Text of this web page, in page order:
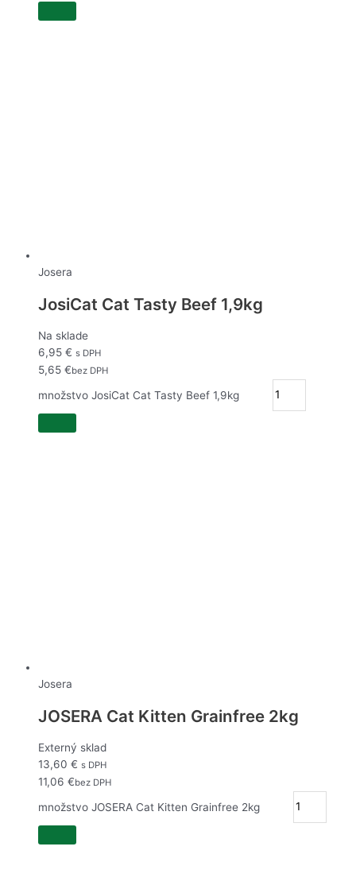
Josera
JosiCat Cat Tasty Beef 1,9kg
Na sklade
6,95 € s DPH
5,65 €bez DPH
množstvo JosiCat Cat Tasty Beef 1,9kg
Josera
JOSERA Cat Kitten Grainfree 2kg
Externý sklad
13,60 € s DPH
11,06 €bez DPH
množstvo JOSERA Cat Kitten Grainfree 2kg